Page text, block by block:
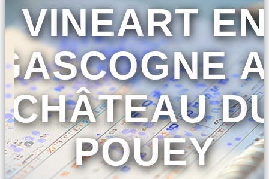
VINEART EN
CHÂTEAU
POUEY